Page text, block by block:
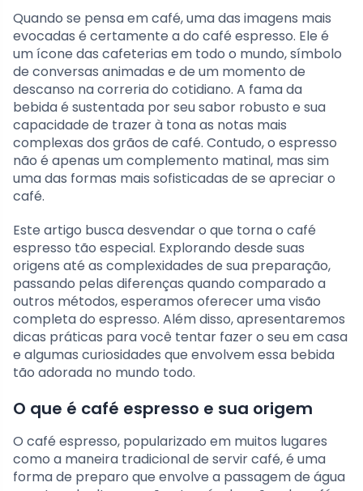
Quando se pensa em café, uma das imagens mais
evocadas é certamente a do café espresso. Ele é
um ícone das cafeterias em todo o mundo, símbolo
de conversas animadas e de um momento de
descanso na correria do cotidiano. A fama da
bebida é sustentada por seu sabor robusto e sua
capacidade de trazer à tona as notas mais
complexas dos grãos de café. Contudo, o espresso
não é apenas um complemento matinal, mas sim
uma das formas mais sofisticadas de se apreciar o
café.
Este artigo busca desvendar o que torna o café
espresso tão especial. Explorando desde suas
origens até as complexidades de sua preparação,
passando pelas diferenças quando comparado a
outros métodos, esperamos oferecer uma visão
completa do espresso. Além disso, apresentaremos
dicas práticas para você tentar fazer o seu em casa
e algumas curiosidades que envolvem essa bebida
tão adorada no mundo todo.
O que é café espresso e sua origem
O café espresso, popularizado em muitos lugares
como a maneira tradicional de servir café, é uma
forma de preparo que envolve a passagem de água